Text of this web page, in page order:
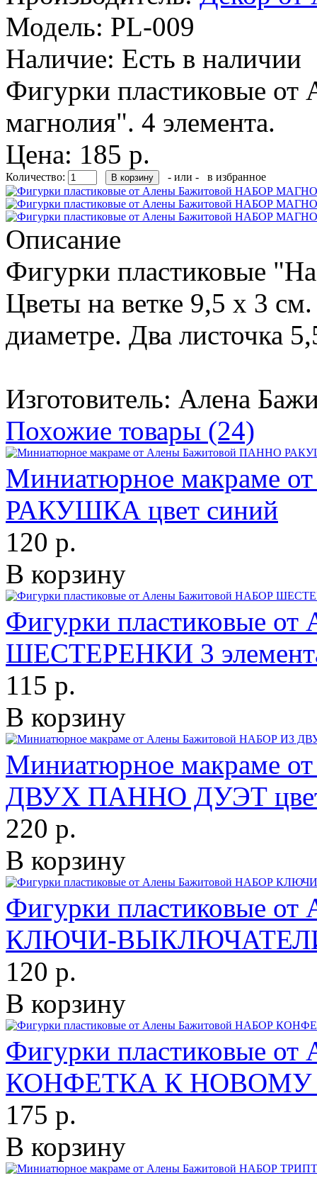
Модель: PL-009
Наличие: Есть в наличии
Фигурки пластиковые
магнолия". 4 элемента.
Цена: 185 р.
Количество: - или - в избранное
Описание
Фигурки пластиковые
Цветы на ветке 9,5 х 3
диаметре. Два листочка
Изготовитель: Алена
Похожие товары (24)
Миниатюрное макраме
РАКУШКА цвет синий
120 р.
В корзину
Фигурки пластиковые
ШЕСТЕРЕНКИ 3
115 р.
В корзину
Миниатюрное макраме
ДВУХ ПАННО ДУЭТ цвет
220 р.
В корзину
Фигурки пластиковые
КЛЮЧИ-ВЫКЛЮЧАТЕЛИ
120 р.
В корзину
Фигурки пластиковые
КОНФЕТКА К НОВОМУ
175 р.
В корзину